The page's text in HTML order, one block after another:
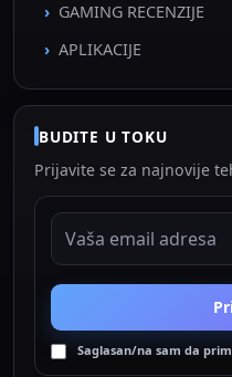
GAMING RECENZIJE
APLIKACIJE
BUDITE U TOKU
Prijavite se za najnovije
EMAIL ADRESA
Saglasan/na sam da